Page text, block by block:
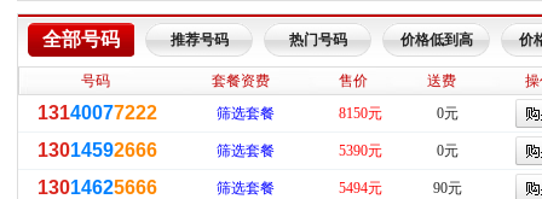
全部号码 推荐号码 热门号码 价格低到高 价
号码 套餐资费 售价 送费
13140077222 筛选套餐 8150元 0元
13014592666 筛选套餐 5390元 0元
13014625666 筛选套餐 5494元 90元